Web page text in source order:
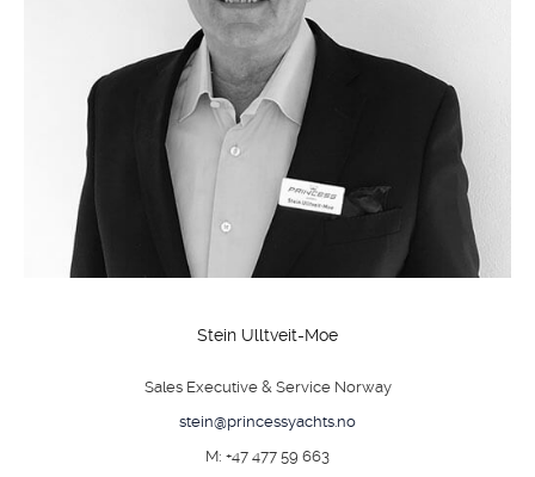
Stein Ulltveit-Moe
Sales Executive & Service Norway
stein@princessyachts.no
M: +47 477 59 663